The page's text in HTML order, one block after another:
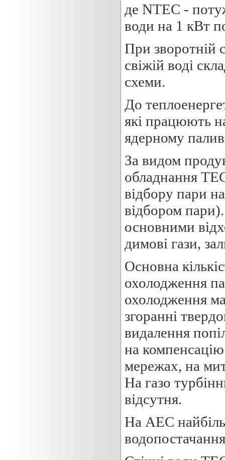
де NТЕС -
води на 1 кВт
При зворотній
свіжій воді
схеми.
До
які працюють
ядерному
За видом
обладнання
відбору пари
відбором
основними
димові гази,
Основна
охолодження
охолодження
згоранні
видалення
на
мережах, на
На газо
відсутня.
На АЕС